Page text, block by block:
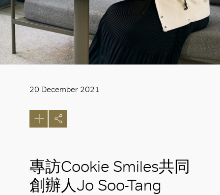
20 December 2021
專訪Cookie Smiles共同
創辦人Jo Soo-Tang